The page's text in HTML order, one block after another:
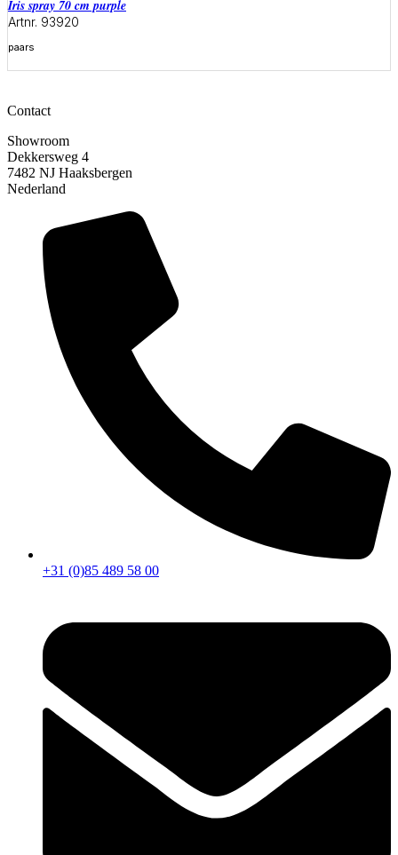
iris spray 70 cm purple
Artnr. 93920
paars
Meer informatie
Contact
Showroom
Dekkersweg 4
7482 NJ Haaksbergen
Nederland
+31 (0)85 489 58 00